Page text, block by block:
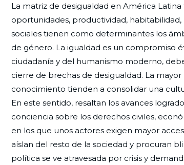
La matriz de desigualdad en América
oportunidades, productividad,
sociales tienen como determinantes los
de género. La igualdad es un compromiso
ciudadanía y del humanismo moderno,
cierre de brechas de desigualdad. La
conocimiento tienden a consolidar una
En este sentido, resaltan los avances
conciencia sobre los derechos civiles,
en los que unos actores exigen mayor
aíslan del resto de la sociedad y procuran
política se ve atravesada por crisis y